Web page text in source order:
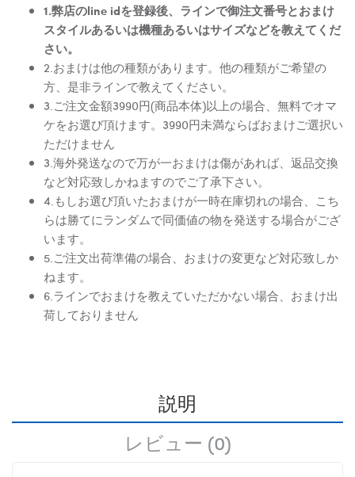
1.弊店のline idを登録後、ラインで御注文番号とおまけ
スタイルあるいは機種あるいはサイズなどを教えてくだ
さい。
2.おまけは他の種類があります。他の種類がご希望の
方、是非ラインで教えてください。
3.ご注文金額3990円(商品本体)以上の場合、無料でオマ
ケをお選び頂けます。3990円未満ならばおまけご選択い
ただけません
3.海外発送なので万が一おまけは傷があれば、返品交換
など対応致しかねますのでご了承下さい。
4.もしお選び頂いたおまけが一時在庫切れの場合、こち
らは勝てにランダムで同価値の物を発送する場合がござ
います。
5.ご注文出荷準備の場合、おまけの変更など対応致しか
ねます。
6.ラインでおまけを教えていただかない場合、おまけ出
荷しておりません
説明
レビュー (0)